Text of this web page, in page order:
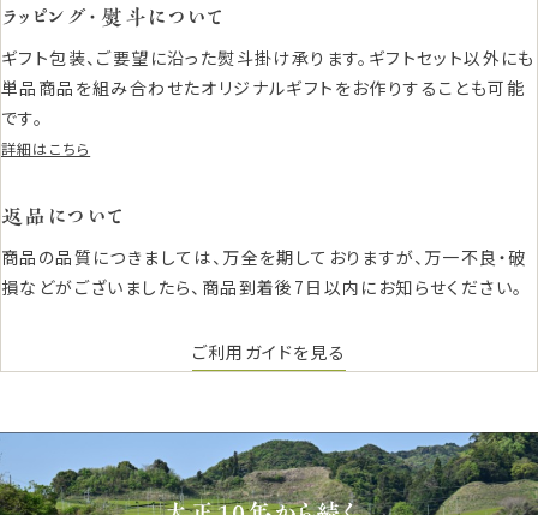
ラッピング・熨斗について
ギフト包装、ご要望に沿った熨斗掛け承ります。ギフトセット以外にも
単品商品を組み合わせたオリジナルギフトをお作りすることも可能
です。
詳細はこちら
返品について
商品の品質につきましては、万全を期しておりますが、万一不良・破
損などがございましたら、商品到着後7日以内にお知らせください。
ご利用ガイドを見る